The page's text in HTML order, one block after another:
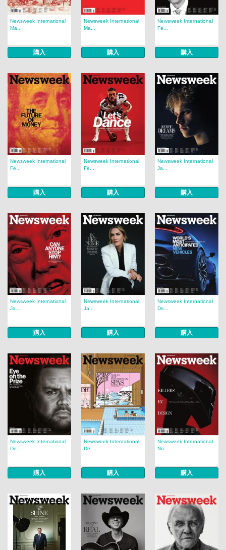
Newsweek International
Ma...
購入
Newsweek International
Ma...
購入
Newsweek International
Fe...
購入
Newsweek International
Fe...
購入
Newsweek International
Fe...
購入
Newsweek International
Ja...
購入
Newsweek International
Ja...
購入
Newsweek International
Ja...
購入
Newsweek International
De...
購入
Newsweek International
De...
購入
Newsweek International
De...
購入
Newsweek International
No...
購入